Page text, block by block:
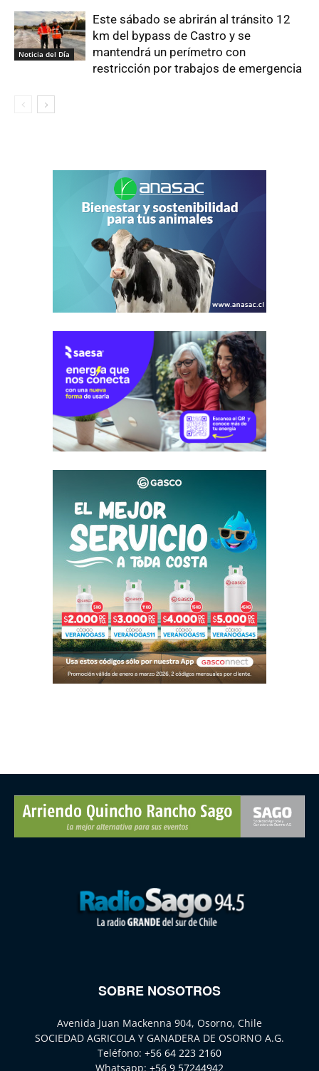
Noticia del Día
Este sábado se abrirán al tránsito 12
km del bypass de Castro y se
mantendrá un perímetro con
restricción por trabajos de emergencia
SOBRE NOSOTROS
Avenida Juan Mackenna 904, Osorno, Chile
SOCIEDAD AGRICOLA Y GANADERA DE OSORNO A.G.
Teléfono: +56 64 223 2160
Whatsapp: +56 9 57244942